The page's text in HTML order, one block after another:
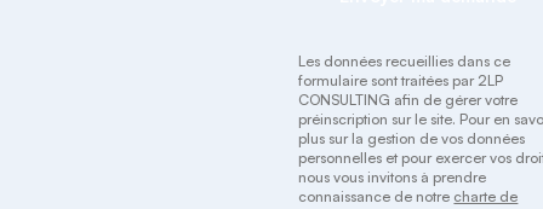
Les données recueillies dans ce
formulaire sont traitées par 2LP
CONSULTING afin de gérer votre
préinscription sur le site. Pour en
plus sur la gestion de vos données
personnelles et pour exercer vos
nous vous invitons à prendre
connaissance de notre charte de